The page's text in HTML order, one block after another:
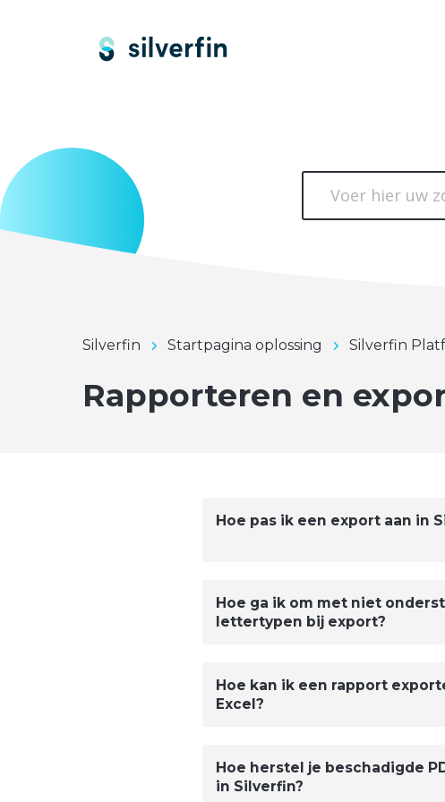
Silverfin Startpagina oplossing Silverfin
Rapporteren en
Hoe pas ik een export aan in
Hoe ga ik om met niet
lettertypen bij export?
Hoe kan ik een rapport
Excel?
Hoe herstel je beschadigde
in Silverfin?